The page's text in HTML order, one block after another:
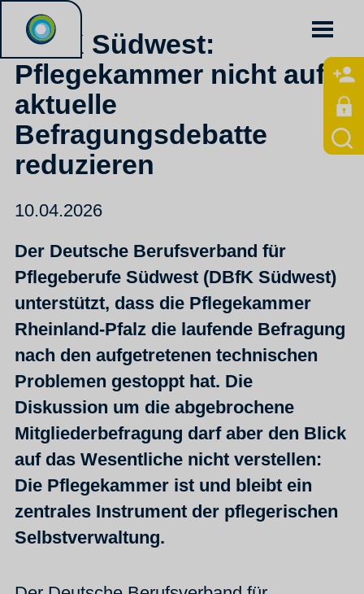
DBfK Südwest:
Pflegekammer nicht auf
aktuelle
Befragungsdebatte
reduzieren
10.04.2026
Der Deutsche Berufsverband für
Pflegeberufe Südwest (DBfK Südwest)
unterstützt, dass die Pflegekammer
Rheinland-Pfalz die laufende Befragung
nach den aufgetretenen technischen
Problemen gestoppt hat. Die
Diskussion um die abgebrochene
Mitgliederbefragung darf aber den Blick
auf das Wesentliche nicht verstellen:
Die Pflegekammer ist und bleibt ein
zentrales Instrument der pflegerischen
Selbstverwaltung.